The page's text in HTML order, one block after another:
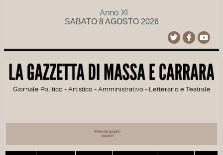
Anno XI
SABATO 8 AGOSTO 2026
Giornale Politico - Artistico - Amministrativo - Letterario e Teatrale